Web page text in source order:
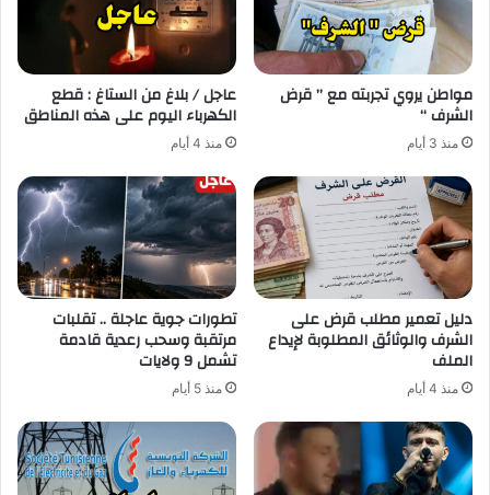
مواطن يروي تجربته مع ” قرض
الشرف “
منذ 3 أيام
عاجل / بلاغ من الستاغ : قطع
الكهرباء اليوم على هذه المناطق
منذ 4 أيام
دليل تعمير مطلب قرض على
الشرف والوثائق المطلوبة لإيداع
الملف
منذ 4 أيام
تطورات جوية عاجلة .. تقلبات
مرتقبة وسحب رعدية قادمة
تشمل 9 ولايات
منذ 5 أيام